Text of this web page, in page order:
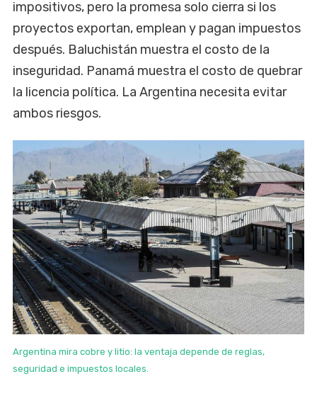
impositivos, pero la promesa solo cierra si los
proyectos exportan, emplean y pagan impuestos
después. Baluchistán muestra el costo de la
inseguridad. Panamá muestra el costo de quebrar
la licencia política. La Argentina necesita evitar
ambos riesgos.
Argentina mira cobre y litio: la ventaja depende de reglas,
seguridad e impuestos locales.